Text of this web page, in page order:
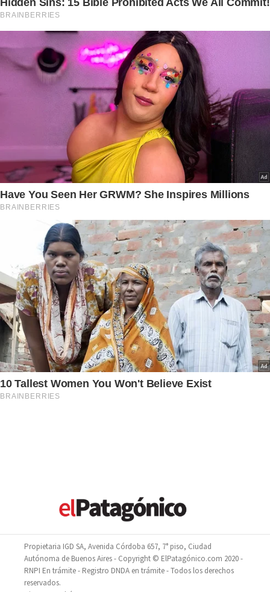
Propietaria IGD SA, Avenida Córdoba 657, 7° piso, Ciudad
Autónoma de Buenos Aires - Copyright © ElPatagónico.com 2020 -
RNPI En trámite - Registro DNDA en trámite - Todos los derechos
reservados.